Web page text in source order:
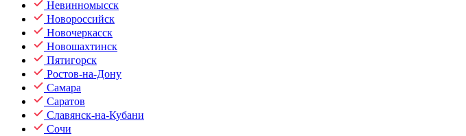
Невинномысск
Новороссийск
Новочеркасск
Новошахтинск
Пятигорск
Ростов-на-Дону
Самара
Саратов
Славянск-на-Кубани
Сочи